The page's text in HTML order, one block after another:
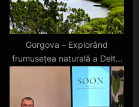
Gorgova – Explorând
frumusețea naturală a Deltei
Dunării